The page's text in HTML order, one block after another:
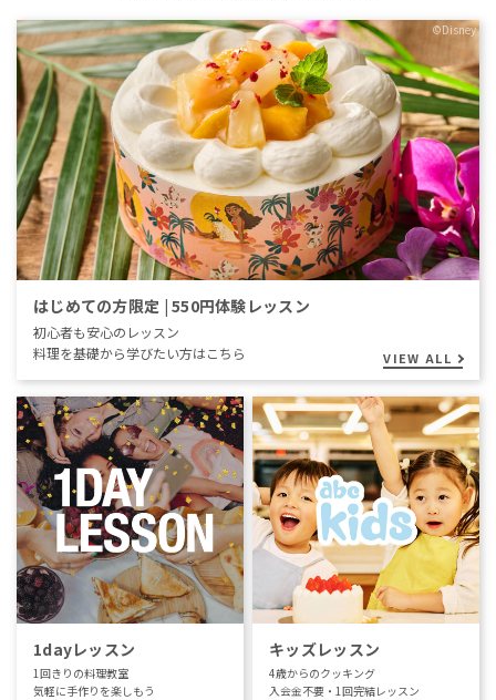
©Disney
はじめての方限定 | 550円体験レッスン
初心者も安心のレッスン
料理を基礎から学びたい方はこちら
VIEW ALL
1dayレッスン
1回きりの料理教室
気軽に手作りを楽しもう
キッズレッスン
4歳からのクッキング
入会金不要・1回完結レッスン